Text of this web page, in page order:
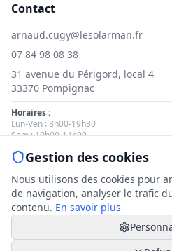
Contact
arnaud.cugy@lesolarman.fr
07 84 98 08 38
31 avenue du Périgord, local 4
33370 Pompignac
Horaires :
Lun-Ven : 8h00-19h30
Sam : 10h00-14h00
Nous contacter
© 2025 Le Solarman.
Politique de
Gestion des cookies
Nous utilisons des cookies pour
de navigation, analyser le trafic
contenu. En savoir plus